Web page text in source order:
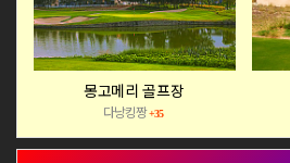
몽고메리 골프장
다낭킹짱+35